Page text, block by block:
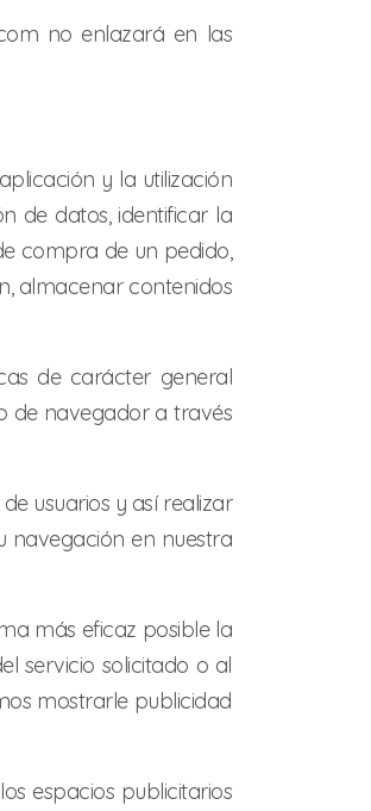
no enlazará en las
y la utilización
de datos, identificar la
compra de un pedido,
almacenar contenidos
de carácter general
de navegador a través
usuarios y así realizar
navegación en nuestra
más eficaz posible la
servicio solicitado o al
mostrarle publicidad
espacios publicitarios